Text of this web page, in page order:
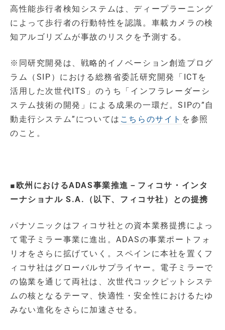
高性能歩行者検知システムは、ディープラーニング
によって歩行者の行動特性を認識。車載カメラの検
知アルゴリズムが事故のリスクを予測する。
※同研究開発は、戦略的イノベーション創造プログ
ラム（SIP）における総務省委託研究開発「ICTを
活用した次世代ITS」のうち「インフラレーダーシ
ステム技術の開発」による成果の一環だ。SIPの”自
動走行システム”については こちらのサイト を参照
のこと。
■ 欧州におけるADAS事業推進－フィコサ・インタ
ーナショナル S.A.（以下、フィコサ社）との提携
パナソニックはフィコサ社との資本業務提携によっ
て電子ミラー事業に進出。ADASの事業ポートフォ
リオをさらに拡げていく。スペインに本社を置くフ
ィコサ社はグローバルサプライヤー。電子ミラーで
の協業を通じて両社は、次世代コックピットシステ
ムの核となるテーマ、快適性・安全性におけるたゆ
みない進化をさらに加速させる。